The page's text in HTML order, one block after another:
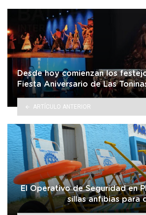
Desde hoy comienzan los
Fiesta Aniversario de Las
ARTÍCULO ANTERIOR
El Operativo de Seguridad en
sillas anfibias para